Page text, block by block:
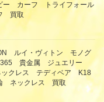
カーフ トライフォール
買取
ルイ・ヴィトン モノグ
貴金属 ジュエリー
クレス テディベア K18
ネックレス 買取